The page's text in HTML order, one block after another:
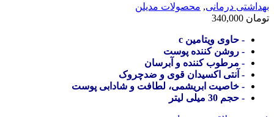
بهداشتی درمانی, محصولات مدیلن
تومان
- حاوی ویتامین c
- روشن کننده پوست
- مرطوب کننده و آبرسان
- آنتی اکسیدان قوی و ضدچروک
- خاصیت ابریشمی، لطافت و شادابی پوست
- حجم 30 میلی لیتر